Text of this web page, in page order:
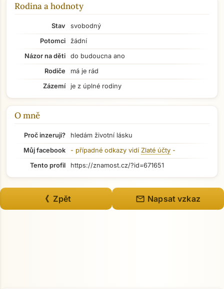
Přejít na hlavní obsah
Rodina a hodnoty
Stav
svobodný
Potomci
žádní
Názor na děti
do budoucna ano
Rodiče
má je rád
Zázemí
je z úplné rodiny
O mně
Proč inzeruji?
hledám životní lásku
Můj facebook
- případné odkazy vidí Zlaté účty -
Tento profil
https://znamost.cz/?id=671651
《 Zpět mail Napsat vzkaz